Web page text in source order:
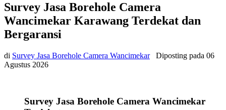
Survey Jasa Borehole Camera
Wancimekar Karawang Terdekat dan
Bergaransi
di Survey Jasa Borehole Camera Wancimekar Diposting pada 06
Agustus 2026
Survey Jasa Borehole Camera Wancimekar